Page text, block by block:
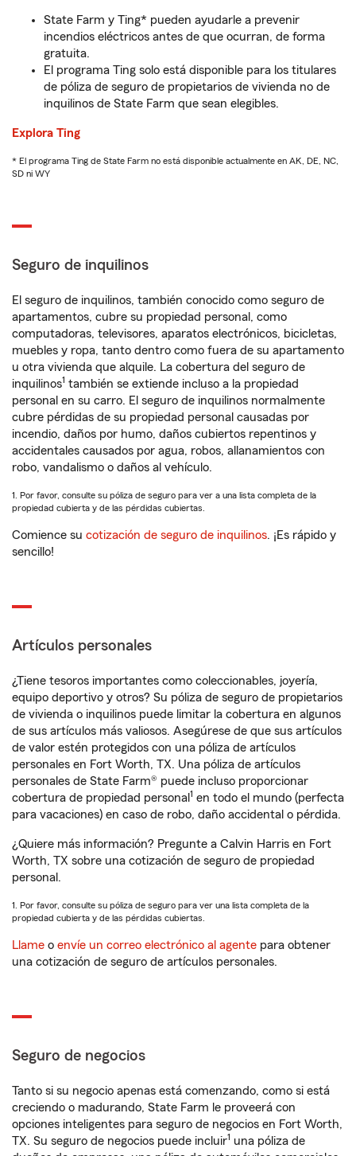
State Farm y Ting* pueden ayudarle a prevenir
incendios eléctricos antes de que ocurran, de forma
gratuita.
El programa Ting solo está disponible para los titulares
de póliza de seguro de propietarios de vivienda no de
inquilinos de State Farm que sean elegibles.
Explora Ting
* El programa Ting de State Farm no está disponible actualmente en AK, DE, NC,
SD ni WY
Seguro de inquilinos
El seguro de inquilinos, también conocido como seguro de
apartamentos, cubre su propiedad personal, como
computadoras, televisores, aparatos electrónicos, bicicletas,
muebles y ropa, tanto dentro como fuera de su apartamento
u otra vivienda que alquile. La cobertura del seguro de
inquilinos1 también se extiende incluso a la propiedad
personal en su carro. El seguro de inquilinos normalmente
cubre pérdidas de su propiedad personal causadas por
incendio, daños por humo, daños cubiertos repentinos y
accidentales causados por agua, robos, allanamientos con
robo, vandalismo o daños al vehículo.
1. Por favor, consulte su póliza de seguro para ver a una lista completa de la
propiedad cubierta y de las pérdidas cubiertas.
Comience su cotización de seguro de inquilinos. ¡Es rápido y
sencillo!
Artículos personales
¿Tiene tesoros importantes como coleccionables, joyería,
equipo deportivo y otros? Su póliza de seguro de propietarios
de vivienda o inquilinos puede limitar la cobertura en algunos
de sus artículos más valiosos. Asegúrese de que sus artículos
de valor estén protegidos con una póliza de artículos
personales en Fort Worth, TX. Una póliza de artículos
personales de State Farm® puede incluso proporcionar
cobertura de propiedad personal 1 en todo el mundo (perfecta
para vacaciones) en caso de robo, daño accidental o pérdida.
¿Quiere más información? Pregunte a Calvin Harris en Fort
Worth, TX sobre una cotización de seguro de propiedad
personal.
1. Por favor, consulte su póliza de seguro para ver una lista completa de la
propiedad cubierta y de las pérdidas cubiertas.
Llame o envíe un correo electrónico al agente para obtener
una cotización de seguro de artículos personales.
Seguro de negocios
Tanto si su negocio apenas está comenzando, como si está
creciendo o madurando, State Farm le proveerá con
opciones inteligentes para seguro de negocios en Fort Worth,
TX. Su seguro de negocios puede incluir1 una póliza de